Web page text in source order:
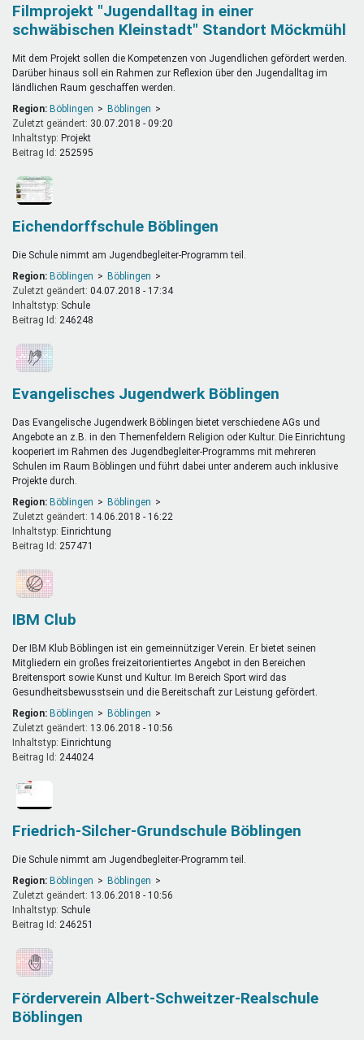
Filmprojekt "Jugendalltag in einer
schwäbischen Kleinstadt" Standort Möckmühl
Mit dem Projekt sollen die Kompetenzen von Jugendlichen gefördert werden.
Darüber hinaus soll ein Rahmen zur Reflexion über den Jugendalltag im
ländlichen Raum geschaffen werden.
Region: Böblingen
Böblingen
Zuletzt geändert: 30.07.2018 - 09:20
Inhaltstyp:
projekt
Beitrag Id: 252595
Eichendorffschule Böblingen
Die Schule nimmt am Jugendbegleiter-Programm teil.
Region: Böblingen
Böblingen
Zuletzt geändert: 04.07.2018 - 17:34
Inhaltstyp:
schule
Beitrag Id: 246248
Evangelisches Jugendwerk Böblingen
Das Evangelische Jugendwerk Böblingen bietet verschiedene AGs und
Angebote an z.B. in den Themenfeldern Religion oder Kultur. Die Einrichtung
kooperiert im Rahmen des Jugendbegleiter-Programms mit mehreren
Schulen im Raum Böblingen und führt dabei unter anderem auch inklusive
Projekte durch.
Region: Böblingen
Böblingen
Zuletzt geändert: 14.06.2018 - 16:22
Inhaltstyp:
einrichtung
Beitrag Id: 257471
IBM Club
Der IBM Klub Böblingen ist ein gemeinnütziger Verein. Er bietet seinen
Mitgliedern ein großes freizeitorientiertes Angebot in den Bereichen
Breitensport sowie Kunst und Kultur. Im Bereich Sport wird das
Gesundheitsbewusstsein und die Bereitschaft zur Leistung gefördert.
Region: Böblingen
Böblingen
Zuletzt geändert: 13.06.2018 - 10:56
Inhaltstyp:
einrichtung
Beitrag Id: 244024
Friedrich-Silcher-Grundschule Böblingen
Die Schule nimmt am Jugendbegleiter-Programm teil.
Region: Böblingen
Böblingen
Zuletzt geändert: 13.06.2018 - 10:56
Inhaltstyp:
schule
Beitrag Id: 246251
Förderverein Albert-Schweitzer-Realschule
Böblingen